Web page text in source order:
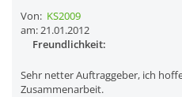
Von: KS2009
am: 21.01.2012
Freundlichkeit:
Sehr netter Auftraggeber, ich
Zusammenarbeit.